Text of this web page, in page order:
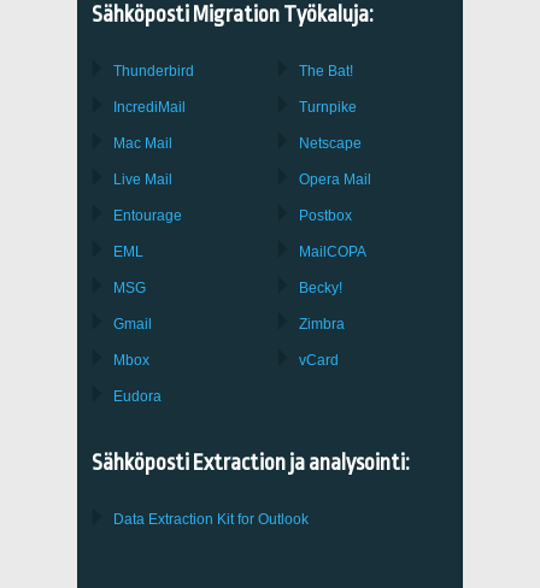
Sähköposti Migration Työkaluja:
Thunderbird
IncrediMail
Mac Mail
Live Mail
Entourage
EML
MSG
Gmail
Mbox
Eudora
The Bat!
Turnpike
Netscape
Opera Mail
Postbox
MailCOPA
Becky!
Zimbra
vCard
Sähköposti Extraction ja analysointi:
Data Extraction Kit for Outlook